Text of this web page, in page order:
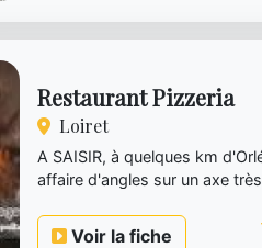
Restaurant Pizzeria
Loiret
A SAISIR, à quelques km
affaire d'angles sur un axe
Voir la fiche